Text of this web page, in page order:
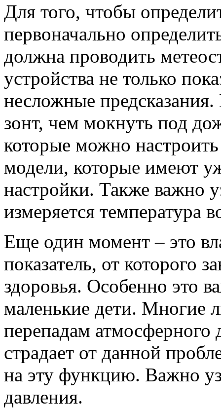
Для того, чтобы
первоначально
должна проводить
устройства не только
несложные
зонт, чем мокнуть под
которые можно настроить
модели, которые имеют
настройки. Также важно
измеряется температура
Еще один момент – это
показатель, от которого
здоровья. Особенно это
маленькие дети. Многие
перепадам атмосферного
страдает от данной
на эту функцию. Важно
давления.